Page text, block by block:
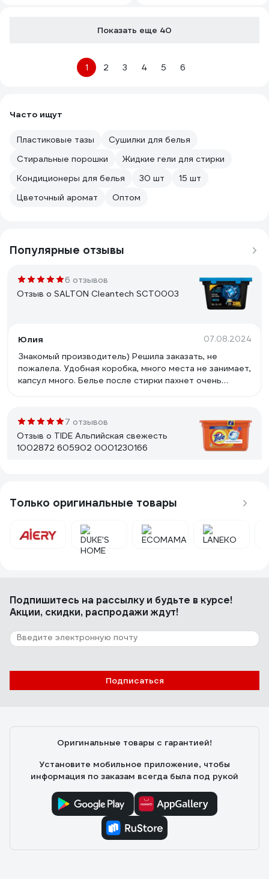
Показать еще 40
1 2 3 4 5 6
Часто ищут
Пластиковые тазы
Сушилки для белья
Стиральные порошки
Жидкие гели для стирки
Кондиционеры для белья
30 шт
15 шт
Цветочный аромат
Оптом
Популярные отзывы
6 отзывов
Отзыв о SALTON Cleantech SCT0003
Юлия 07.08.2024
Знакомый производитель) Решила заказать, не
пожалела. Удобная коробка, много места не занимает,
капсул много. Белье после стирки пахнет очень
Стирают очень классно)
7 отзывов
Отзыв о TIDE Альпийская свежесть
1002872 605902 0001230166
Пахнет хорошо
10 отзывов
Отзыв о ARIEL Горный родник 1001924
Любовь Алейник 01.11.2020
Взяла на пробу и осталась очень довольна.
капсулами стали белыми. Теперь беру только эти
Только оригинальные товары
Подпишитесь на рассылкуи будьте в курсе!
Акции, скидки, распродажи ждут!
Подписаться
Оригинальные товары с гарантией!
Установите мобильное приложение, чтобы
информация по заказам всегда была под рукой